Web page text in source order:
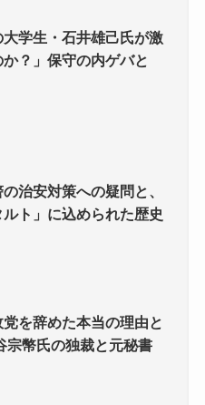
大学生・石井雄己氏が激
？」保守の内ゲバと
治安対策への疑問と、
ト」に込められた歴史
党を辞めた本当の理由と
幣氏の独裁と元秘書